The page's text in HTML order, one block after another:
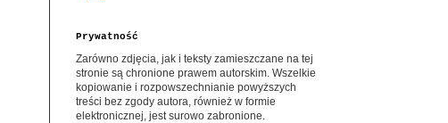
Prywatność
Zarówno zdjęcia, jak i teksty zamieszczane na tej
stronie są chronione prawem autorskim. Wszelkie
kopiowanie i rozpowszechnianie powyższych
treści bez zgody autora, również w formie
elektronicznej, jest surowo zabronione.